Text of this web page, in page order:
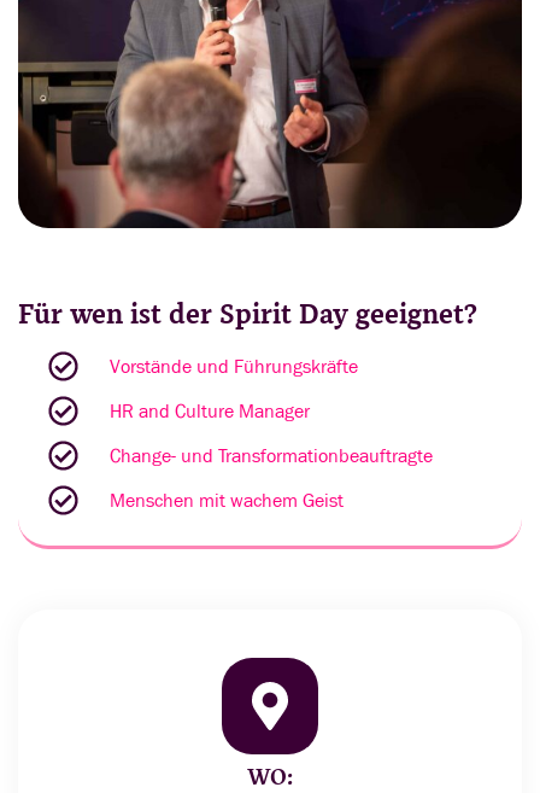
Für wen ist der Spirit Day geeignet?
Vorstände und Führungskräfte
HR and Culture Manager
Change- und Transformationbeauftragte
Menschen mit wachem Geist
WO: